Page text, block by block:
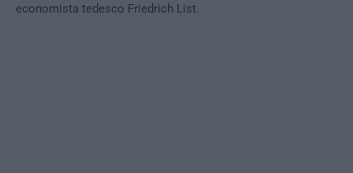
economista tedesco Friedrich List.